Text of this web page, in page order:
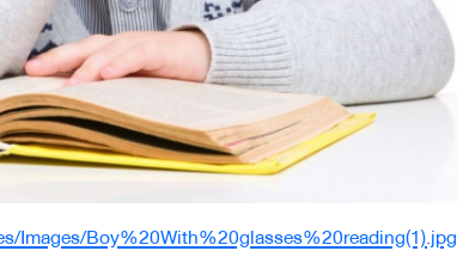
Images/Boy%20With%20glasses%20reading(1).jpg